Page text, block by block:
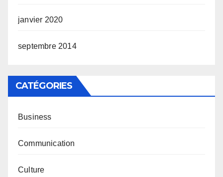
janvier 2020
septembre 2014
CATÉGORIES
Business
Communication
Culture